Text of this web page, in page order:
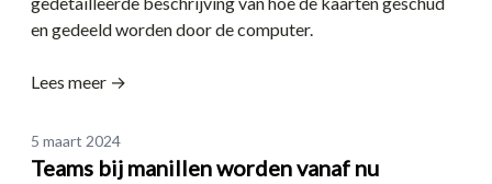
en gedeeld worden door de computer.
Lees meer →
Date
5 maart 2024
Teams bij manillen worden vanaf nu